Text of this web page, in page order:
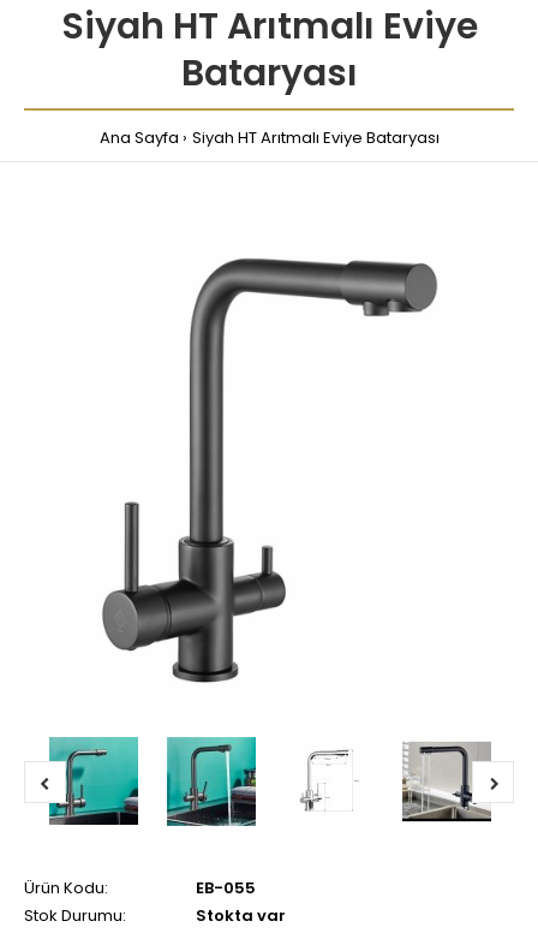
Siyah HT Arıtmalı Eviye
Bataryası
Ana Sayfa Siyah HT Arıtmalı Eviye Bataryası
Ürün Kodu:
EB-055
Stok Durumu:
Stokta var